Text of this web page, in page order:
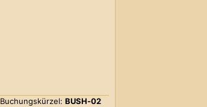
Buchungskürzel: BUSH-02